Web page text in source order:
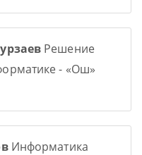
Решение
- «Ош»
Информатика